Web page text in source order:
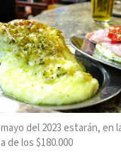
del 2023 estarán, en
de los $180.000